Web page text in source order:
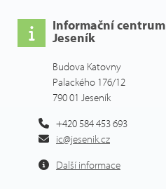
Informační centrum
Jeseník
Budova Katovny
Palackého 176/12
790 01 Jeseník
+420 584 453 693
ic@jesenik.cz
Další informace